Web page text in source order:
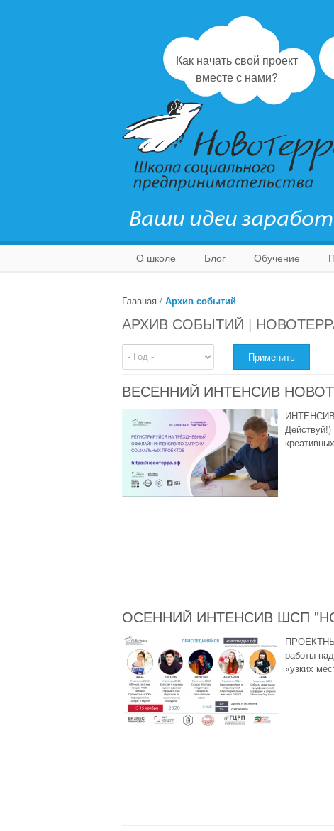
Как начать свой проект
вместе с нами?
Ваши идеи
О школе Блог Обучение
Главная / Архив событий
АРХИВ СОБЫТИЙ |
Год
ВЕСЕННИЙ ИНТЕНСИВ
ИНТЕНСИВ
ОСЕННИЙ ИНТЕНСИВ ШСП
работы
«узких